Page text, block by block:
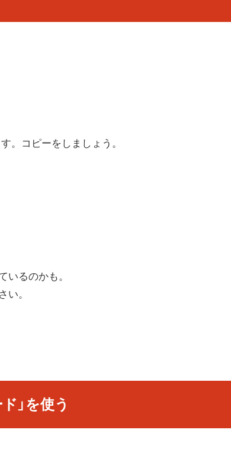
。コピーをしましょう。
いるのかも。
い。
」を使う